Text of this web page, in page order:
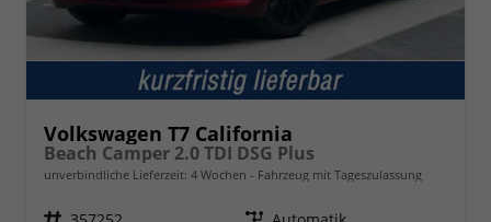
Volkswagen T7 California
Beach Camper 2.0 TDI DSG Plus
unverbindliche Lieferzeit: 4 Wochen Fahrzeug mit Tageszulassung